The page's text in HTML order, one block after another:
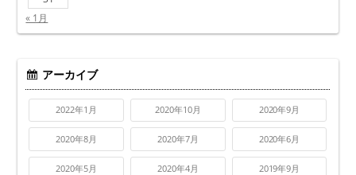
« 1月
アーカイブ
2022年1月 2020年10月 2020年9月
2020年8月 2020年7月 2020年6月
2020年5月 2020年4月 2019年9月